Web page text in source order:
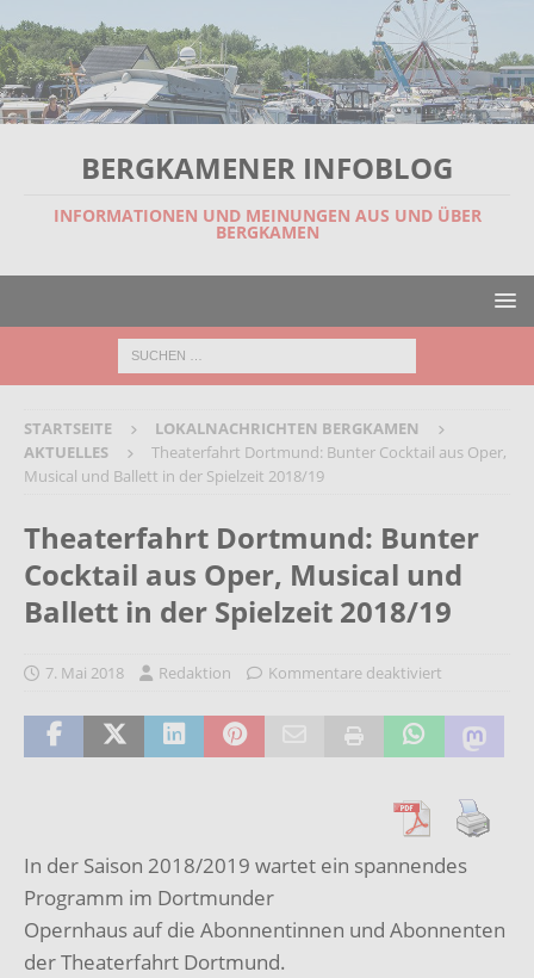
BERGKAMENER INFOBLOG
INFORMATIONEN UND MEINUNGEN AUS UND ÜBER
BERGKAMEN
STARTSEITE
LOKALNACHRICHTEN BERGKAMEN
AKTUELLES
Theaterfahrt Dortmund: Bunter Cocktail aus Oper,
Musical und Ballett in der Spielzeit 2018/19
Theaterfahrt Dortmund: Bunter
Cocktail aus Oper, Musical und
Ballett in der Spielzeit 2018/19
7. Mai 2018 Redaktion Kommentare deaktiviert
In der Saison 2018/2019 wartet ein spannendes
Programm im Dortmunder
Opernhaus auf die Abonnentinnen und Abonnenten
der Theaterfahrt Dortmund.